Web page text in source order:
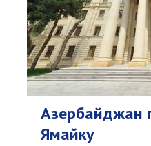
Азербайджан
Ямайку